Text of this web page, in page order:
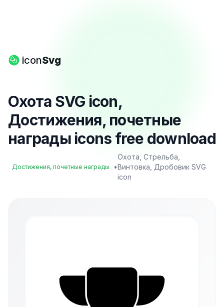
iconSvg
Охота SVG icon,
Достижения, почетные
награды icons free download
Достижения, почетные награды •
Охота, Стрельба,
Винтовка, Дробовик SVG
icon